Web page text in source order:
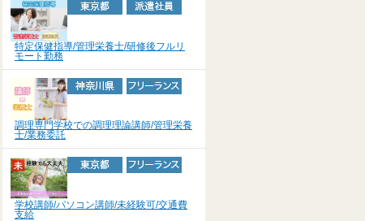
特定保健指導/管理栄養士/研修後フルリ
モート勤務
調理専門学校での調理理論講師/管理栄養
士/業務委託
学校講師/パソコン講師/未経験可/交通費
支給